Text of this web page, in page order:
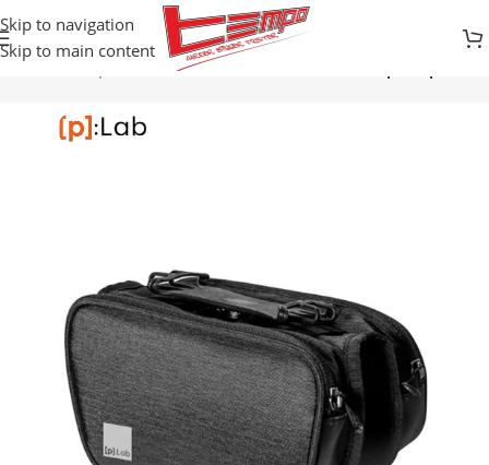
Skip to navigation
Skip to main content
oprema
TORBICE ZA BICIKL